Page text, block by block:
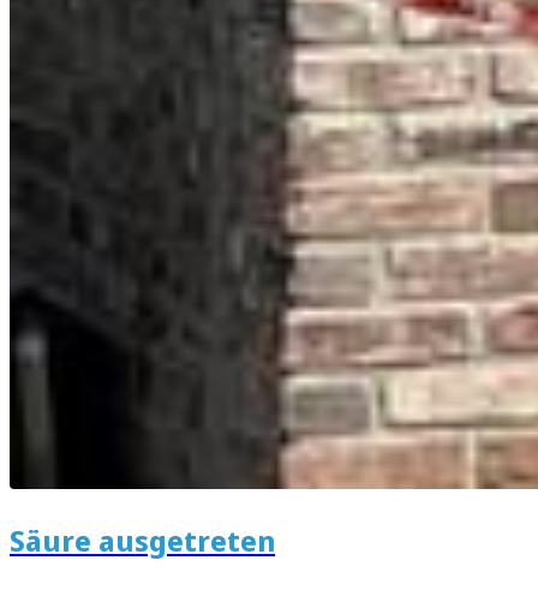
Säure ausgetreten